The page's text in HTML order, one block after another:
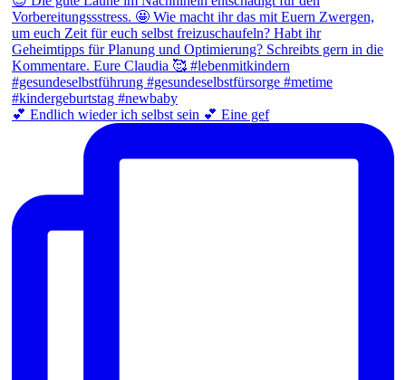
💕 Endlich wieder ich selbst sein 💕 Eine gef